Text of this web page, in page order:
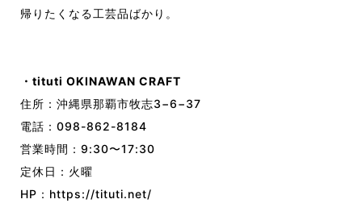
帰りたくなる工芸品ばかり。
・tituti OKINAWAN CRAFT
住所：沖縄県那覇市牧志3−6−37
電話：098-862-8184
営業時間：9:30〜17:30
定休日：火曜
HP： https://tituti.net/